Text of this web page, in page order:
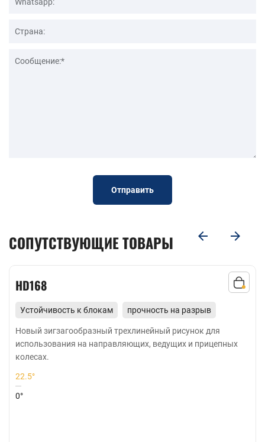
Отправить
СОПУТСТВУЮЩИЕ ТОВАРЫ
HD168
Устойчивость к блокам
прочность на разрыв
экономичность
Новый зигзагообразный трехлинейный рисунок для
использования на направляющих, ведущих и прицепных
колесах.
22.5°
0°